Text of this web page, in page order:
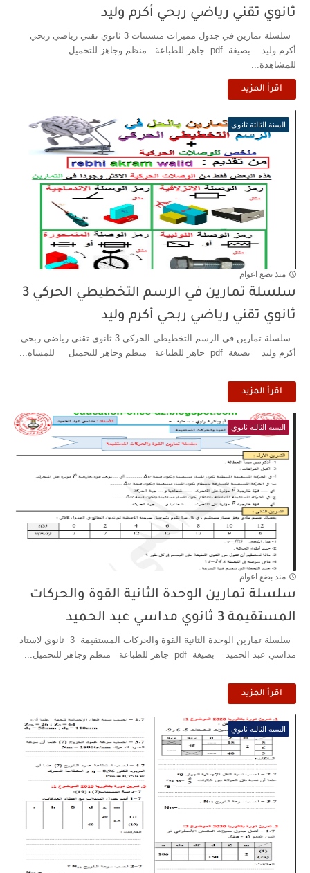
ثانوي تقني رياضي ربحي أكرم وليد
سلسلة تمارين في جدول مميزات متسننات 3 ثانوي تقني رياضي ربحي
أكرم وليد بصيغة pdf جاهز للطباعة منظم وجاهز للتحميل
للمشاهدة...
اقرأ المزيد
السنة الثالثة ثانوي
منذ بضع اعوام
سلسلة تمارين في الرسم التخطيطي الحركي 3
ثانوي تقني رياضي ربحي أكرم وليد
سلسلة تمارين في الرسم التخطيطي الحركي 3 ثانوي تقني رياضي ربحي
أكرم وليد بصيغة pdf جاهز للطباعة منظم وجاهز للتحميل للمشاه...
اقرأ المزيد
السنة الثالثة ثانوي
منذ بضع اعوام
سلسلة تمارين الوحدة الثانية القوة والحركات
المستقيمة 3 ثانوي مداسي عبد الحميد
سلسلة تمارين الوحدة الثانية القوة والحركات المستقيمة 3 ثانوي لاستاذ
مداسي عبد الحميد بصيغة pdf جاهز للطباعة منظم وجاهز للتحميل...
اقرأ المزيد
السنة الثالثة ثانوي